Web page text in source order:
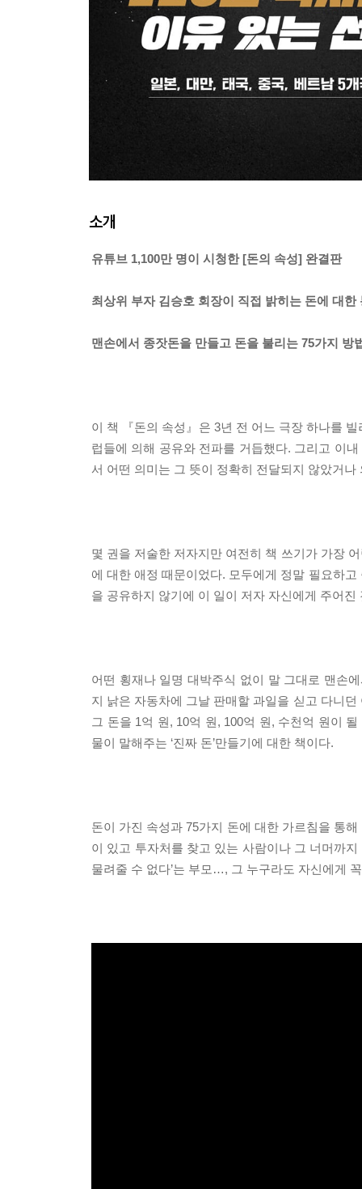
소개
유튜브 1,100만 명이 시청한 [돈의 속성] 완결판
최상위 부자 김승호 회장이 직접 밝히는 돈에 대한
맨손에서 종잣돈을 만들고 돈을 불리는 75가지 방
이 책 『돈의 속성』은 3년 전 어느 극장 하나를
럽들에 의해 공유와 전파를 거듭했다. 그리고 이
서 어떤 의미는 그 뜻이 정확히 전달되지 않았거
몇 권을 저술한 저자지만 여전히 책 쓰기가 가장
에 대한 애정 때문이었다. 모두에게 정말 필요하
을 공유하지 않기에 이 일이 저자 자신에게 주어
어떤 횡재나 일명 대박주식 없이 말 그대로 맨손
지 낡은 자동차에 그날 판매할 과일을 싣고 다니
그 돈을 1억 원, 10억 원, 100억 원, 수천억 원이 될
물이 말해주는 ‘진짜 돈’만들기에 대한 책이다.
돈이 가진 속성과 75가지 돈에 대한 가르침을 통
이 있고 투자처를 찾고 있는 사람이나 그 너머까
물려줄 수 없다’는 부모…, 그 누구라도 자신에게